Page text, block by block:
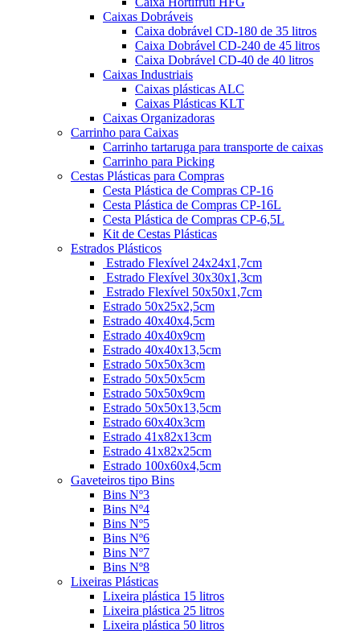
Caixas Dobráveis
Caixa dobrável CD-180 de 35 litros
Caixa Dobrável CD-240 de 45 litros
Caixa Dobrável CD-40 de 40 litros
Caixas Industriais
Caixas plásticas ALC
Caixas Plásticas KLT
Caixas Organizadoras
Carrinho para Caixas
Carrinho tartaruga para transporte de caixas
Carrinho para Picking
Cestas Plásticas para Compras
Cesta Plástica de Compras CP-16
Cesta Plástica de Compras CP-16L
Cesta Plástica de Compras CP-6,5L
Kit de Cestas Plásticas
Estrados Plásticos
Estrado Flexível 24x24x1,7cm
Estrado Flexível 30x30x1,3cm
Estrado Flexível 50x50x1,7cm
Estrado 50x25x2,5cm
Estrado 40x40x4,5cm
Estrado 40x40x9cm
Estrado 40x40x13,5cm
Estrado 50x50x3cm
Estrado 50x50x5cm
Estrado 50x50x9cm
Estrado 50x50x13,5cm
Estrado 60x40x3cm
Estrado 41x82x13cm
Estrado 41x82x25cm
Estrado 100x60x4,5cm
Gaveteiros tipo Bins
Bins Nº3
Bins Nº4
Bins Nº5
Bins Nº6
Bins Nº7
Bins Nº8
Lixeiras Plásticas
Lixeira plástica 15 litros
Lixeira plástica 25 litros
Lixeira plástica 50 litros